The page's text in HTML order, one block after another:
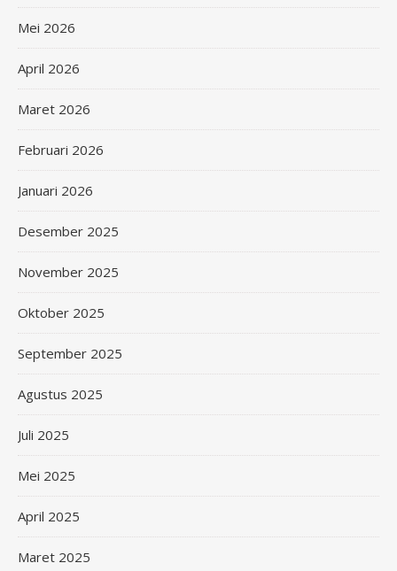
Mei 2026
April 2026
Maret 2026
Februari 2026
Januari 2026
Desember 2025
November 2025
Oktober 2025
September 2025
Agustus 2025
Juli 2025
Mei 2025
April 2025
Maret 2025